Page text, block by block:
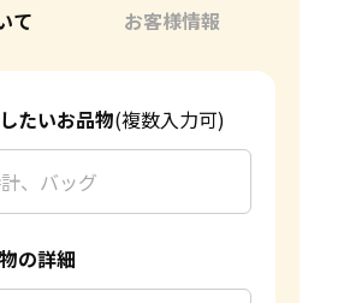
て
お客様情報
たいお品物(複数入力可)
の詳細